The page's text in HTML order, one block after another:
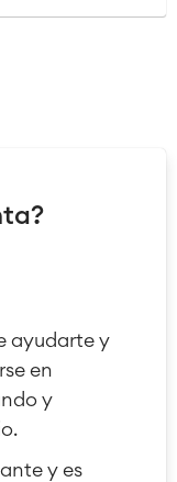
ayudarte y
en
y
y es